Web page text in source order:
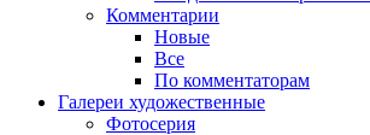
Комментарии
Новые
Все
По комментаторам
Галереи художественные
Фотосерия